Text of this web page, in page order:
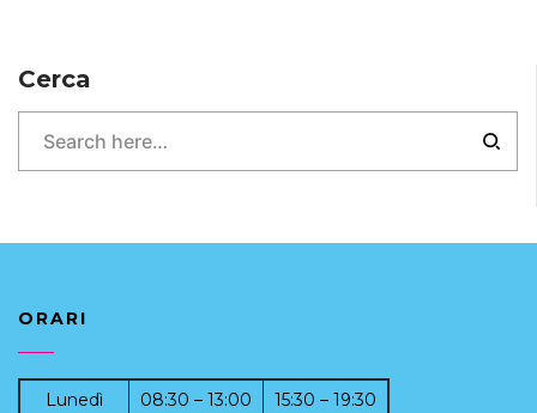
Cerca
ORARI
Lunedì 08:30 – 13:00
15:30 – 19:30